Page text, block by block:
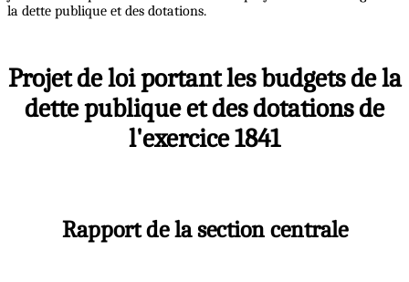
la dette publique et des dotations.
Projet de loi portant les budgets de la
dette publique et des dotations de
l'exercice 1841
Rapport de la section centrale